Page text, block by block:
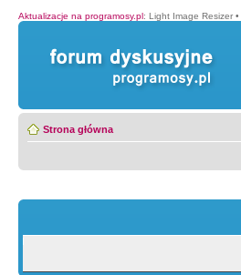
Aktualizacje na programosy.pl: Light Image Resizer •
Strona główna